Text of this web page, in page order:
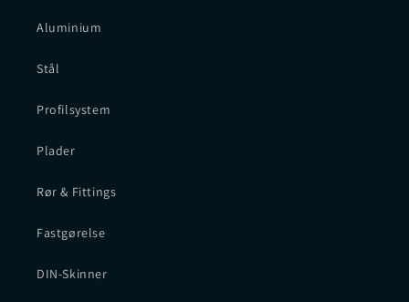
Aluminium
Stål
Profilsystem
Plader
Rør & Fittings
Fastgørelse
DIN-Skinner